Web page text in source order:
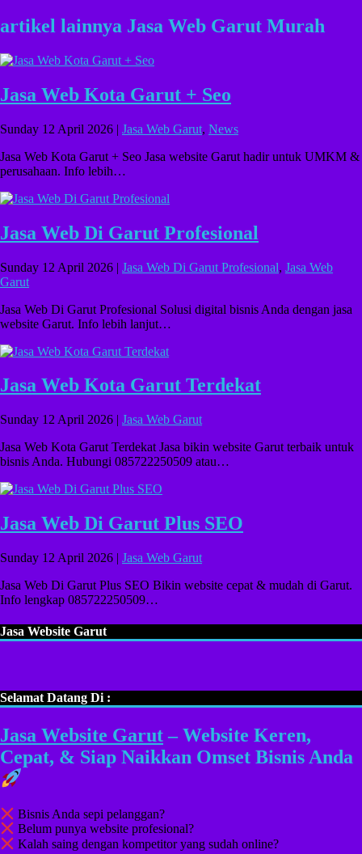
artikel lainnya Jasa Web Garut Murah
Jasa Web Kota Garut + Seo
Sunday 12 April 2026 | Jasa Web Garut, News
Jasa Web Kota Garut + Seo Jasa website Garut hadir untuk UMKM &
perusahaan. Info lebih…
Jasa Web Di Garut Profesional
Sunday 12 April 2026 | Jasa Web Di Garut Profesional, Jasa Web
Garut
Jasa Web Di Garut Profesional Solusi digital bisnis Anda dengan jasa
website Garut. Info lebih lanjut…
Jasa Web Kota Garut Terdekat
Sunday 12 April 2026 | Jasa Web Garut
Jasa Web Kota Garut Terdekat Jasa bikin website Garut terbaik untuk
bisnis Anda. Hubungi 085722250509 atau…
Jasa Web Di Garut Plus SEO
Sunday 12 April 2026 | Jasa Web Garut
Jasa Web Di Garut Plus SEO Bikin website cepat & mudah di Garut.
Info lengkap 085722250509…
Jasa Website Garut
Selamat Datang Di :
Jasa Website Garut– Website Keren,
Cepat, & Siap Naikkan Omset Bisnis Anda
Bisnis Anda sepi pelanggan?
Belum punya website profesional?
Kalah saing dengan kompetitor yang sudah online?